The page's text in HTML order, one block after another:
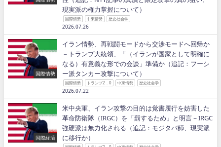
現実派の権力掌握について）
国際情勢 中東情勢 歴史社会学
2026.07.26
国際情勢
イラン情勢、再戦闘モードから交渉モードへ回帰か
－トランプ大統領、「（イランが国家として明確に
なる）有意義な形での会談」準備か（追記：フーシ
ー派タンカー攻撃について）
国際情勢 トランプ2．0 中東情勢 歴史社会学
2026.07.22
国際経済
米中央軍、イラン攻撃の目的は覚書履行を妨害した
革命防衛隊（IRGC）を「罰するため」と明言－IRGC
強硬派は無力化される（追記：モジタバ師、現実派
に移行か）